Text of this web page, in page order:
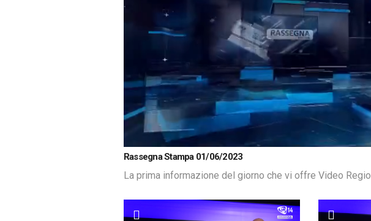
Unmute
1.62%
Rassegna Stampa 01/06/2023
La prima informazione del giorno che vi offre Video